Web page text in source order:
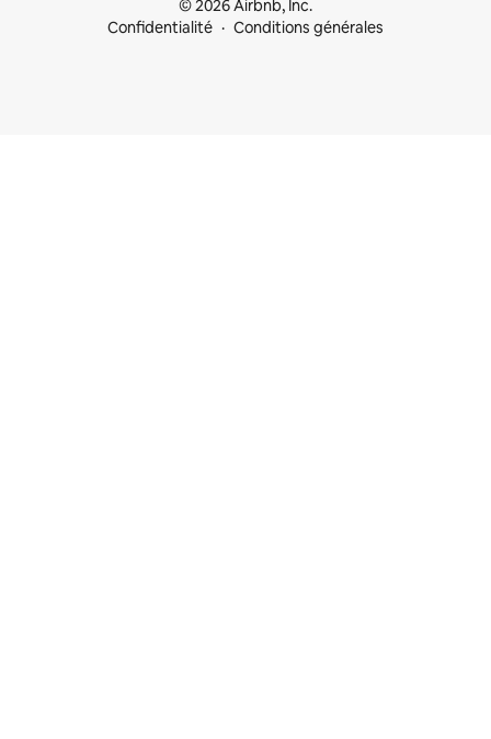
© 2026 Airbnb, Inc.
Confidentialité
Conditions générales